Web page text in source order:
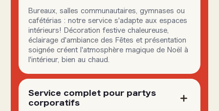
Bureaux, salles communautaires, gymnases ou
cafétérias : notre service s'adapte aux espaces
intérieurs! Décoration festive chaleureuse,
éclairage d'ambiance des Fêtes et présentation
soignée créent l'atmosphère magique de Noël à
l'intérieur, bien au chaud.
Service complet pour partys
corporatifs